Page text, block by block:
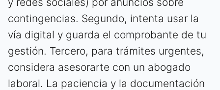
contingencias. Segundo, intenta usar la
vía digital y guarda el comprobante de tu
gestión. Tercero, para trámites urgentes,
considera asesorarte con un abogado
laboral. La paciencia y la documentación